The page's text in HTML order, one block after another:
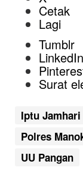
Cetak
Lagi
Tumblr
LinkedIn
Surat
Iptu Jamhari
Polres
UU Pangan